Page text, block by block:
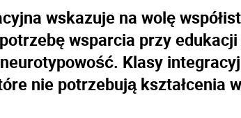
wskazuje na wolę
wsparcia przy
Klasy
nie potrzebują kształcenia